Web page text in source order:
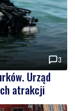
3
Urząd
atrakcji